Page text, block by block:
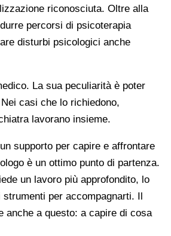
riconosciuta. Oltre alla
percorsi di psicoterapia
disturbi psicologici anche
La sua peculiarità è poter
casi che lo richiedono,
lavorano insieme.
supporto per capire e affrontare
è un ottimo punto di partenza.
un lavoro più approfondito, lo
strumenti per accompagnarti. Il
anche a questo: a capire di cosa